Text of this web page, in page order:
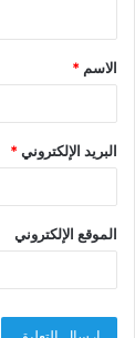
ق
*
الاسم *
البريد الإلكتروني*
الموقع الإلكتروني